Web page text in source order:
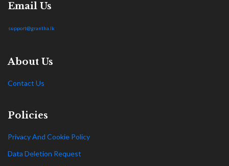
Email Us
support@grantha.lk
About Us
Contact Us
Policies
Privacy And Cookie Policy
Data Deletion Request